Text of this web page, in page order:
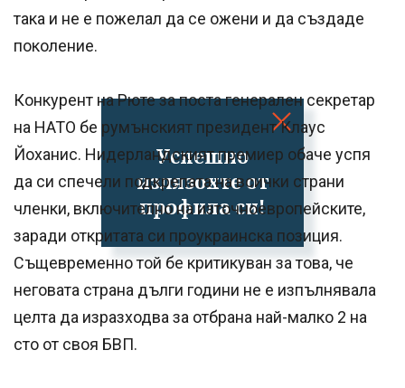
Успешно
излязохте от
профила си!
така и не е пожелал да се ожени и да създаде
поколение.
Конкурент на Рюте за поста генерален секретар
на НАТО бе румънският президент Клаус
Йоханис. Нидерландският премиер обаче успя
да си спечели подкрепата на всички страни
членки, включително на източноевропейските,
заради откритата си проукраинска позиция.
Същевременно той бе критикуван за това, че
неговата страна дълги години не е изпълнявала
целта да изразходва за отбрана най-малко 2 на
сто от своя БВП.